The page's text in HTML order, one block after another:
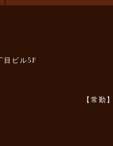
目ビル5F
【常勤